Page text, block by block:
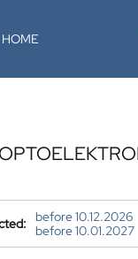
HOME
before 10.12.2026
before 10.01.2027